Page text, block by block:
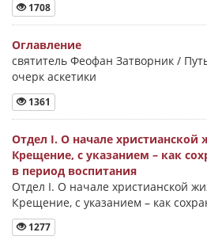
1708
Оглавление
святитель Феофан Затворник /
очерк аскетики
1361
Отдел I. О начале христианской
Крещение, с указанием – как
в период воспитания
Отдел I. О начале христианской
Крещение, с указанием – как
1277